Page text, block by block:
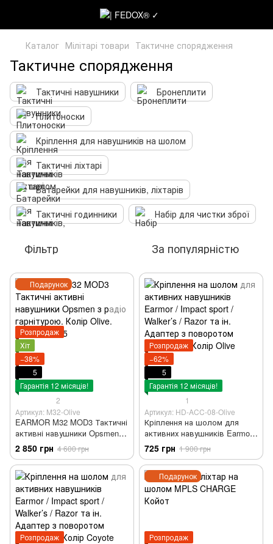
Каталог Мілітарі товари Тактичне спорядження
Тактичне спорядження
Тактичні навушники
Бронеплити
Плитоноски
Кріплення для навушників на шолом
Тактичні ліхтарі
Батарейки для навушників, ліхтарів
Тактичні годинники
Набір для чистки зброї
Фільтр За популярністю
Подарунок
Розпродаж
Хіт
−38%
5
Гарантія 12 місяців!
2
Артикул: M32-Olive
EARMOR M32 MOD3 Тактичні
активні навушники Opsmen з
радіо гарнітурою. Колір
Olive. Захист IPX-5
2 850 грн 4 600 грн
Розпродаж
−62%
5
Гарантія 12 місяців!
1
Артикул: HD-ACC-08-Olive
Кріплення на шолом для
активних навушників Earmor /
Impact sport / Walker’s / Razor
та ін. Адаптер з поворотом
чебурашки Колір Olive
725 грн 1 900 грн
Розпродаж
Подарунок
Розпродаж